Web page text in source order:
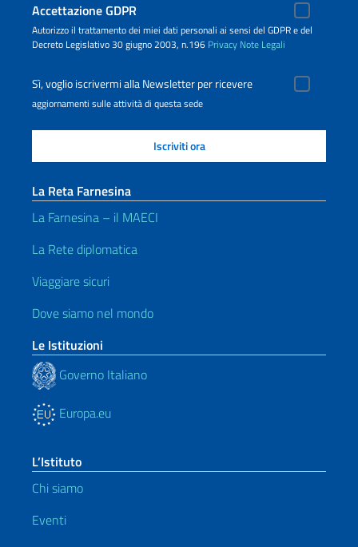
Accettazione GDPR
Autorizzo il trattamento dei miei dati personali ai sensi del GDPR e del
Decreto Legislativo 30 giugno 2003, n.196 Privacy Note Legali
Sì, voglio iscrivermi alla Newsletter per ricevere
aggiornamenti sulle attività di questa sede
La Reta Farnesina
La Farnesina – il MAECI
La Rete diplomatica
Viaggiare sicuri
Dove siamo nel mondo
Le Istituzioni
Governo Italiano
Europa.eu
L’Istituto
Chi siamo
Eventi